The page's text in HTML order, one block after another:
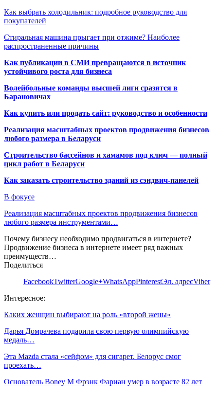
Как выбрать холодильник: подробное руководство для
покупателей
Стиральная машина прыгает при отжиме? Наиболее
распространенные причины
Как публикации в СМИ превращаются в источник
устойчивого роста для бизнеса
Волейбольные команды высшей лиги сразятся в
Барановичах
Как купить или продать сайт: руководство и особенности
Реализация масштабных проектов продвижения бизнесов
любого размера в Беларуси
Строительство бассейнов и хамамов под ключ — полный
цикл работ в Беларуси
Как заказать строительство зданий из сэндвич-панелей
В фокусе
Реализация масштабных проектов продвижения бизнесов
любого размера инструментами…
Почему бизнесу необходимо продвигаться в интернете?
Продвижение бизнеса в интернете имеет ряд важных
преимуществ…
Поделиться
FacebookTwitterGoogle+WhatsAppPinterestЭл. адресViber
Интересное:
Каких женщин выбирают на роль «второй жены»
Дарья Домрачева подарила свою первую олимпийскую
медаль…
Эта Mazda стала «сейфом» для сигарет. Белорус смог
проехать…
Основатель Boney M Фрэнк Фариан умер в возрасте 82 лет